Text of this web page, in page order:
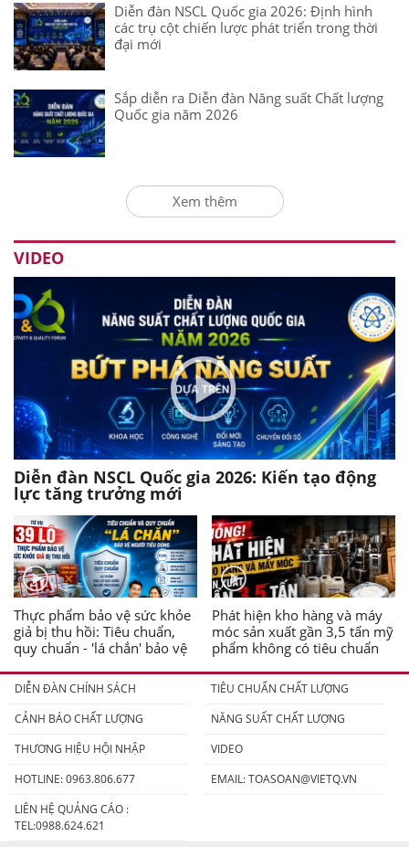
Diễn đàn NSCL Quốc gia 2026: Định hình
các trụ cột chiến lược phát triển trong thời
đại mới
Sắp diễn ra Diễn đàn Năng suất Chất lượng
Quốc gia năm 2026
Xem thêm
VIDEO
Diễn đàn NSCL Quốc gia 2026: Kiến tạo động
lực tăng trưởng mới
Thực phẩm bảo vệ sức khỏe
giả bị thu hồi: Tiêu chuẩn,
quy chuẩn - 'lá chắn' bảo vệ
Phát hiện kho hàng và máy
móc sản xuất gần 3,5 tấn mỹ
phẩm không có tiêu chuẩn
DIỄN ĐÀN CHÍNH SÁCH
TIÊU CHUẨN CHẤT LƯỢNG
CẢNH BÁO CHẤT LƯỢNG
NĂNG SUẤT CHẤT LƯỢNG
THƯƠNG HIỆU HỘI NHẬP
VIDEO
HOTLINE: 0963.806.677
EMAIL:TOASOAN@VIETQ.VN
LIÊN HỆ QUẢNG CÁO :
TEL:0988.624.621